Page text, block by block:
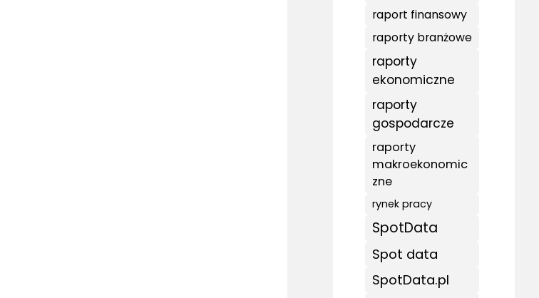
raport finansowy
raporty branżowe
raporty
ekonomiczne
raporty
gospodarcze
raporty
makroekonomic
zne
rynek pracy
SpotData
Spot data
SpotData.pl